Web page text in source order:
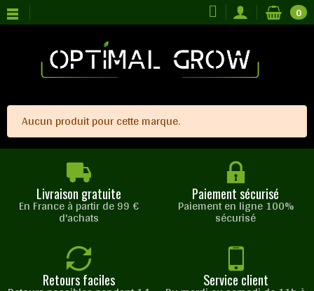
0
Aucun produit pour cette marque.
Livraison gratuite
En France à partir de 99 €
d'achats
Paiement sécurisé
Paiement en ligne 100%
sécurisé
Retours faciles Service client